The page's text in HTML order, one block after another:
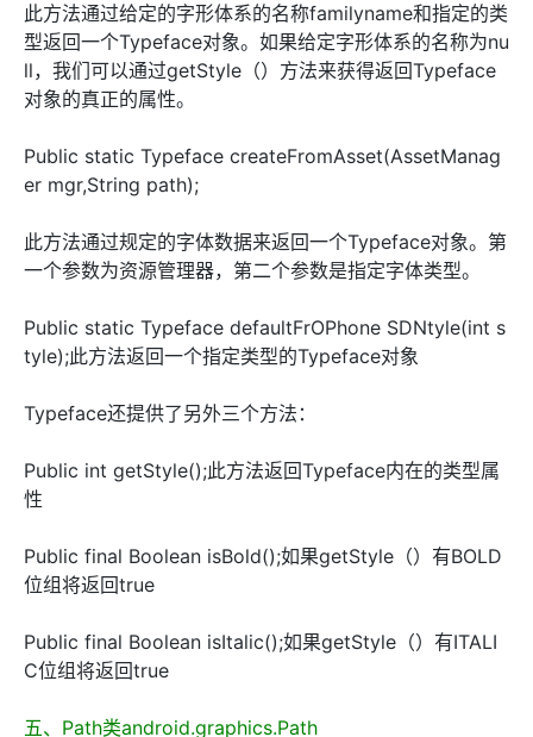
此方法通过给定的字形体系的名称familyname和指定的类
型返回一个Typeface对象。如果给定字形体系的名称为nu
ll，我们可以通过getStyle（）方法来获得返回Typeface
对象的真正的属性。
Public static Typeface createFromAsset(AssetManag
er mgr,String path);
此方法通过规定的字体数据来返回一个Typeface对象。第
一个参数为资源管理器，第二个参数是指定字体类型。
Public static Typeface defaultFrOPhone SDNtyle(int s
tyle);此方法返回一个指定类型的Typeface对象
Typeface还提供了另外三个方法：
Public int getStyle();此方法返回Typeface内在的类型属
性
Public final Boolean isBold();如果getStyle（）有BOLD
位组将返回true
Public final Boolean isItalic();如果getStyle（）有ITALI
C位组将返回true
五、Path类android.graphics.Path